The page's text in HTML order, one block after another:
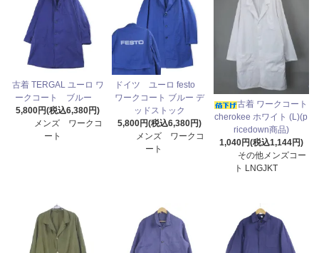
古着 TERGAL ユーロ ワ
ークコート ブルー
5,800円(税込6,380円)
メンズ ワークコ
ート
ドイツ ユーロ festo
ワークコート ブルー デ
ッドストック
5,800円(税込6,380円)
メンズ ワークコ
ート
古着 ワークコート
cherokee ホワイト (L)(p
ricedown商品)
1,040円(税込1,144円)
その他メンズコー
ト LNGJKT